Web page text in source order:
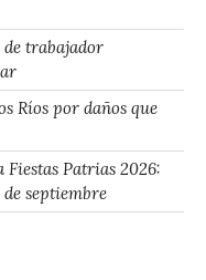
trabajador
Ríos por daños que
Patrias 2026:
septiembre